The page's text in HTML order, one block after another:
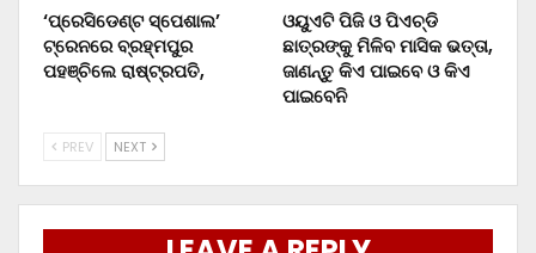
‘ପ୍ରେସିଡେଣ୍ଟ ସ୍ପେଶାଲ’
ଟ୍ରେନରେ ବ୍ରହ୍ମପୁର
ପହଞ୍ଚିଲେ ରାଷ୍ଟ୍ରପତି,
ଓୟୁଏଟି ପିଜି ଓ ପିଏଚ୍‌ଡି
ଛାତ୍ରଙ୍କୁ ମିଳିବ ମାସିକ ଭତ୍ତା,
ଜାଣନ୍ତୁ କିଏ ପାଇବେ ଓ କିଏ
ପାଇବେନି
PREV NEXT